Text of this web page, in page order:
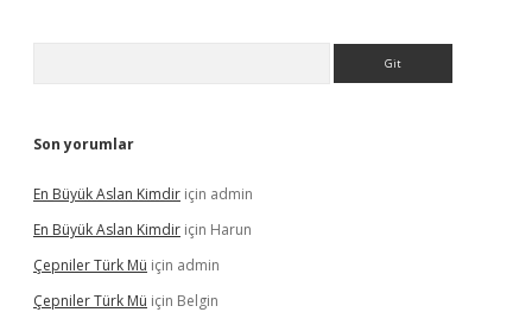
Son yorumlar
En Büyük Aslan Kimdir için admin
En Büyük Aslan Kimdir için Harun
Çepniler Türk Mü için admin
Çepniler Türk Mü için Belgin